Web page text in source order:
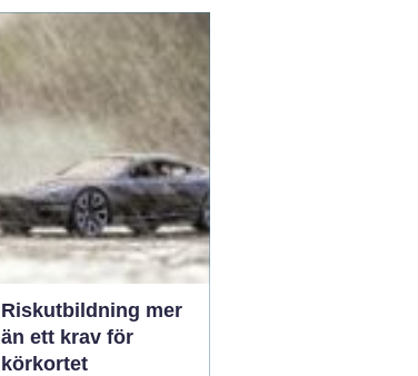
länge med att kontakta
jurist, ofta av oro för
kostnader eller för att de
inte vet vart de ska
vända sig. Samtidigt kan
Riskutbildning mer
än ett krav för
körkortet